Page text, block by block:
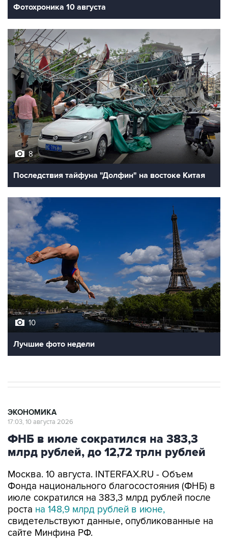
Фотохроника 10 августа
8
Последствия тайфуна "Долфин" на востоке Китая
10
Лучшие фото недели
ЭКОНОМИКА
17:03, 10 августа 2026
ФНБ в июле сократился на 383,3
млрд рублей, до 12,72 трлн рублей
Москва. 10 августа. INTERFAX.RU - Объем
Фонда национального благосостояния (ФНБ) в
июле сократился на 383,3 млрд рублей после
роста на 148,9 млрд рублей в июне,
свидетельствуют данные, опубликованные на
сайте Минфина РФ.